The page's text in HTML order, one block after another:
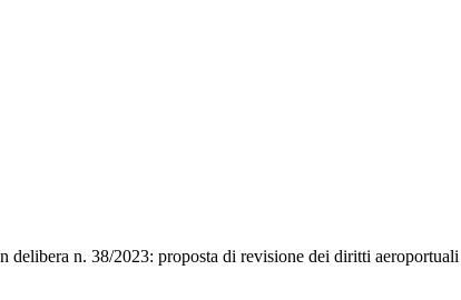
n. 38/2023: proposta di revisione dei diritti